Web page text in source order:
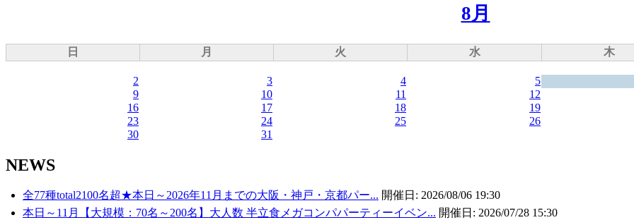
8月
日 月 火 水 木
2
3 4 5
9
10 11 12
16
17 18 19
23
24 25 26
30
31
NEWS
全77種total2100名超★本日～2026年11月までの大阪・神戸・京都パー... 開催日: 2026/08/06 19:30
本日～11月【大規模：70名～200名】大人数 半立食メガコンパパーティーイベン... 開催日: 2026/07/28 15:30